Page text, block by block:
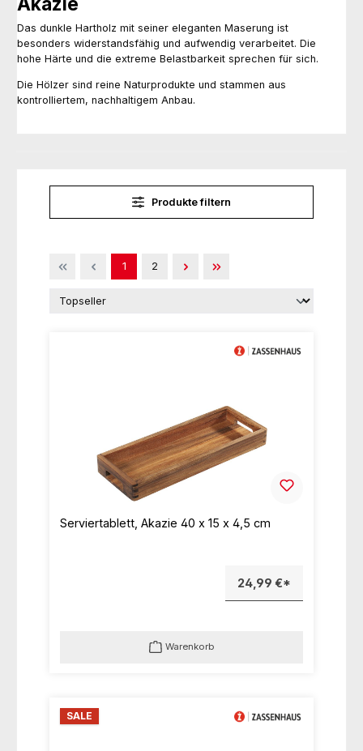
Das dunkle Hartholz mit seiner eleganten Maserung ist
besonders widerstandsfähig und aufwendig verarbeitet. Die
hohe Härte und die extreme Belastbarkeit sprechen für sich.
Die Hölzer sind reine Naturprodukte und stammen aus
kontrolliertem, nachhaltigem Anbau.
Produkte filtern
Seite
1 Seite
2
Serviertablett, Akazie 40 x 15 x 4,5 cm
24,99 €*
Warenkorb
SALE